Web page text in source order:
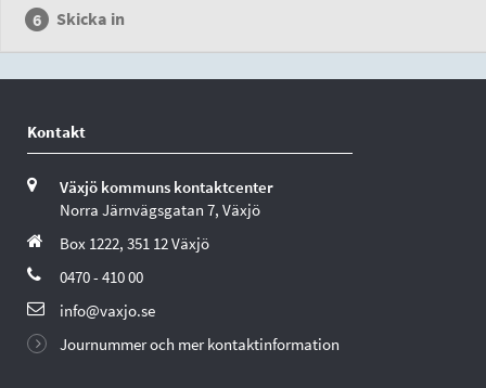
Skicka in
Kontakt
Växjö kommuns kontaktcenter
Norra Järnvägsgatan 7, Växjö
Box 1222, 351 12 Växjö
0470 - 410 00
info@vaxjo.se
Journummer och mer kontaktinformation